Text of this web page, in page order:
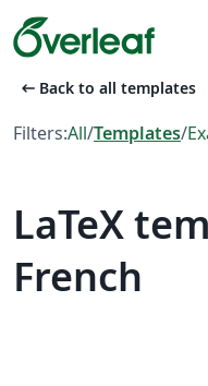
arrow_left_alt Back to all templates
Filters:All/Templates/
LaTeX
French